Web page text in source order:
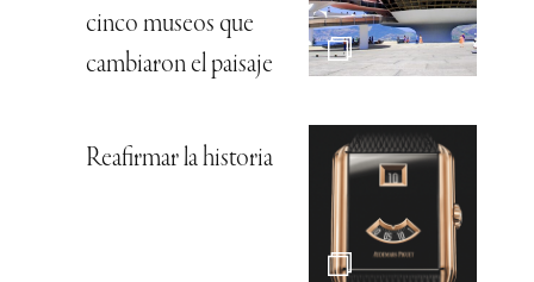
cinco museos que
cambiaron el paisaje
Reafirmar la historia